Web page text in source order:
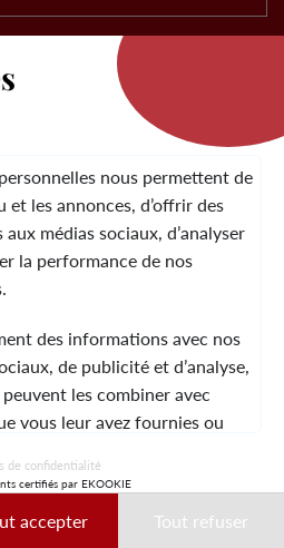
Laura Vita
BY LOBSTTER
CGVCONTACT
nous permettent de
et les annonces, d’offrir des
médias sociaux, d’analyser
la performance de nos
des informations avec nos
de publicité et d’analyse,
les combiner avec
vous leur avez fournies ou
être utilisées à des
de confidentialité
certifiés par EKOOKIE
accepter Tout refuser